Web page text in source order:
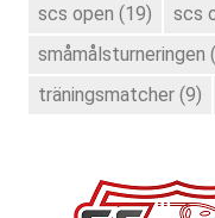
scs open (19) scs
småmålsturneringen
träningsmatcher (9)